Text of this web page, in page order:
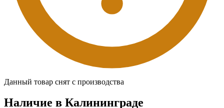
Данный товар снят с производства
Наличие в Калининградe